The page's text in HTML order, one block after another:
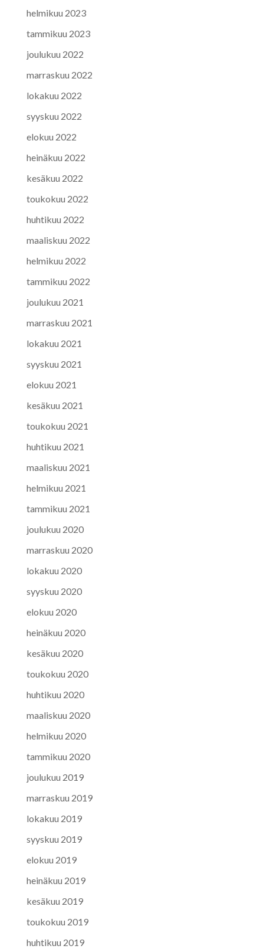
helmikuu 2023
tammikuu 2023
joulukuu 2022
marraskuu 2022
lokakuu 2022
syyskuu 2022
elokuu 2022
heinäkuu 2022
kesäkuu 2022
toukokuu 2022
huhtikuu 2022
maaliskuu 2022
helmikuu 2022
tammikuu 2022
joulukuu 2021
marraskuu 2021
lokakuu 2021
syyskuu 2021
elokuu 2021
kesäkuu 2021
toukokuu 2021
huhtikuu 2021
maaliskuu 2021
helmikuu 2021
tammikuu 2021
joulukuu 2020
marraskuu 2020
lokakuu 2020
syyskuu 2020
elokuu 2020
heinäkuu 2020
kesäkuu 2020
toukokuu 2020
huhtikuu 2020
maaliskuu 2020
helmikuu 2020
tammikuu 2020
joulukuu 2019
marraskuu 2019
lokakuu 2019
syyskuu 2019
elokuu 2019
heinäkuu 2019
kesäkuu 2019
toukokuu 2019
huhtikuu 2019